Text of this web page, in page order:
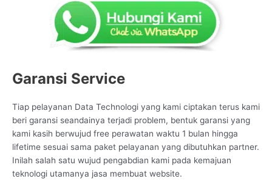
Garansi Service
Tiap pelayanan Data Technologi yang kami ciptakan terus kami
beri garansi seandainya terjadi problem, bentuk garansi yang
kami kasih berwujud free perawatan waktu 1 bulan hingga
lifetime sesuai sama paket pelayanan yang dibutuhkan partner.
Inilah salah satu wujud pengabdian kami pada kemajuan
teknologi utamanya jasa membuat website.